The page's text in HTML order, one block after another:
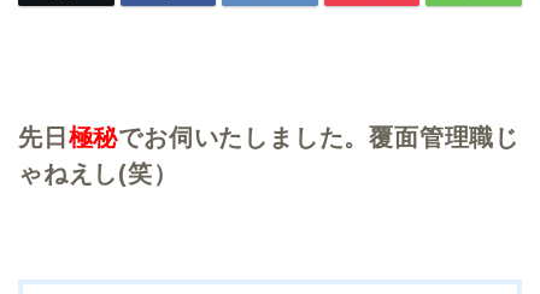
先日 極秘でお伺いたしました。覆面管理職じ
ゃねえし(笑）